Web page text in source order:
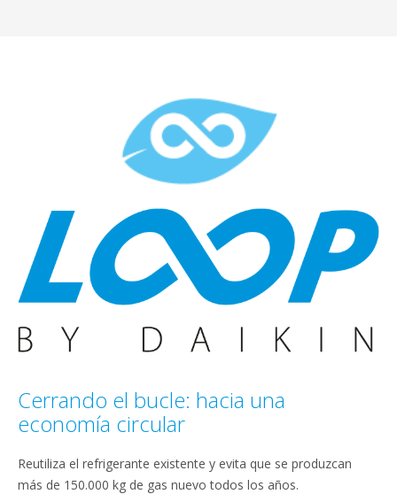
Cerrando el bucle: hacia una
economía circular
Reutiliza el refrigerante existente y evita que se produzcan
más de 150.000 kg de gas nuevo todos los años.